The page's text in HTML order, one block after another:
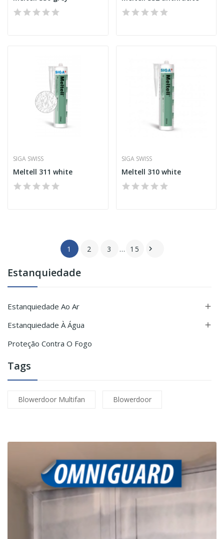
Estanquiedade
Estanquiedade Ao Ar 
Estanquiedade À Água 
Proteção Contra O Fogo
Tags
Blowerdoor Multifan Blowerdoor
SIGA SWISS
Meltell 311 white
SIGA SWISS
Meltell 310 white
1 2 3 … 15 